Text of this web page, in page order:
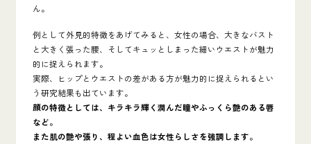
ん。
例として外見的特徴をあげてみると、女性の場合、大きなバスト
と大きく張った腰、そしてキュッとしまった細いウエストが魅力
的に捉えられます。
実際、ヒップとウエストの差がある方が魅力的に捉えられるとい
う研究結果も出ています。
顔の特徴としては、キラキラ輝く潤んだ瞳やふっくら艶のある唇
など。
また肌の艶や張り、程よい血色は女性らしさを強調します。